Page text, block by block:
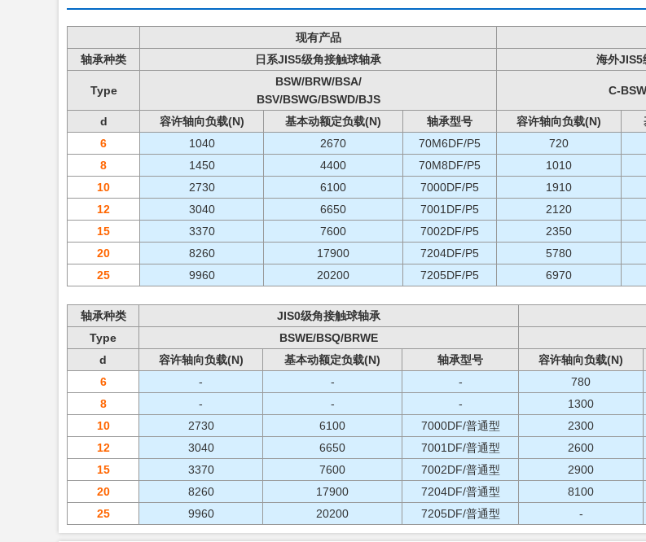
现有产品
轴承种类
日系JIS5级角接触球轴承 海外JIS5
Type
BSW/BRW/BSA/
BSV/BSWG/BSWD/BJS
C-
d 容许轴向负载(N) 基本动额定负载(N) 轴承型号 容许轴向负载(N)
6
1040 2670 70M6DF/P5 720
8
1450 4400 70M8DF/P5 1010
10
2730 6100 7000DF/P5 1910
12
3040 6650 7001DF/P5 2120
15
3370 7600 7002DF/P5 2350
20
8260 17900 7204DF/P5 5780
25
9960 20200 7205DF/P5 6970
轴承种类 JIS0级角接触球轴承
Type
BSWE/BSQ/BRWE
d
容许轴向负载(N) 基本动额定负载(N) 轴承型号 容许轴向负载(N)
6
- - - 780
8
- - - 1300
10
2730 6100 7000DF/普通型 2300
12
3040 6650 7001DF/普通型 2600
15
3370 7600 7002DF/普通型 2900
20
8260 17900 7204DF/普通型 8100
25
9960 20200 7205DF/普通型 -